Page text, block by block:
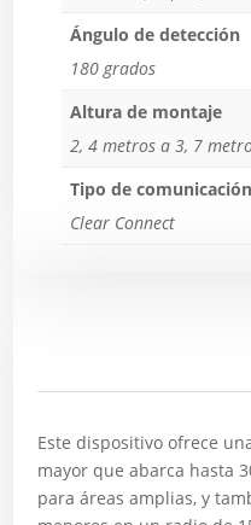
Ángulo de detección
180 grados
Altura de montaje
2, 4 metros a 3, 7
Tipo de
Clear Connect
Este dispositivo ofrece
mayor que abarca hasta
para áreas amplias, y